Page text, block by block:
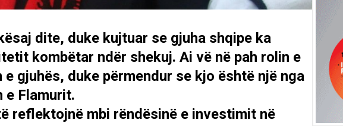
dite, duke kujtuar se gjuha shqipe ka
kombëtar ndër shekuj. Ai vë në pah rolin e
gjuhës, duke përmendur se kjo është një nga
e Flamurit.
reflektojnë mbi rëndësinë e investimit në